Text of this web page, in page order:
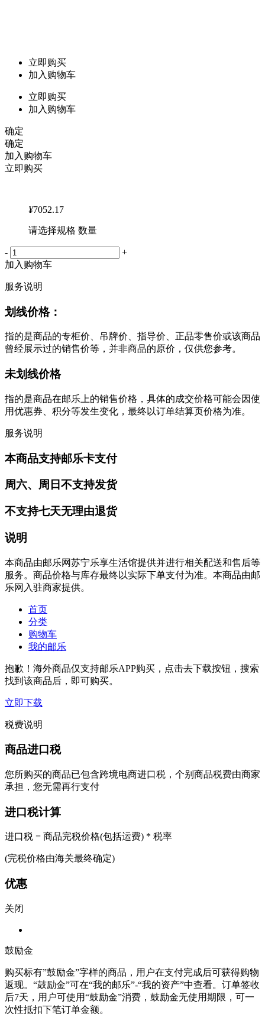
立即购买
加入购物车
立即购买
加入购物车
确定
确定
加入购物车
立即购买
¥7052.17
请选择规格 数量
-
+
加入购物车
服务说明
划线价格：
指的是商品的专柜价、吊牌价、指导价、正品零售价或该商品
曾经展示过的销售价等，并非商品的原价，仅供您参考。
未划线价格
指的是商品在邮乐上的销售价格，具体的成交价格可能会因使
用优惠券、积分等发生变化，最终以订单结算页价格为准。
服务说明
本商品支持邮乐卡支付
周六、周日不支持发货
不支持七天无理由退货
说明
本商品由邮乐网苏宁乐享生活馆提供并进行相关配送和售后等
服务。商品价格与库存最终以实际下单支付为准。本商品由邮
乐网入驻商家提供。
首页
分类
购物车
我的邮乐
抱歉！海外商品仅支持邮乐APP购买，点击去下载按钮，搜索
找到该商品后，即可购买。
立即下载
税费说明
商品进口税
您所购买的商品已包含跨境电商进口税，个别商品税费由商家
承担，您无需再行支付
进口税计算
进口税 = 商品完税价格(包括运费) * 税率
(完税价格由海关最终确定)
优惠
关闭
鼓励金
购买标有”鼓励金”字样的商品，用户在支付完成后可获得购物
返现。“鼓励金”可在“我的邮乐”-“我的资产”中查看。订单签收
后7天，用户可使用“鼓励金”消费，鼓励金无使用期限，可一
次性抵扣下笔订单金额。